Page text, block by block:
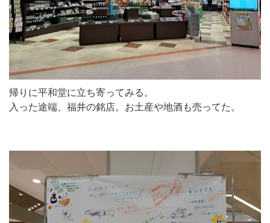
帰りに平和堂に立ち寄ってみる。
入った途端、福井の銘店。お土産や地酒も売ってた。